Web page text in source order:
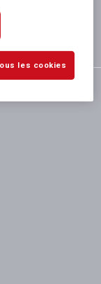
les cookies